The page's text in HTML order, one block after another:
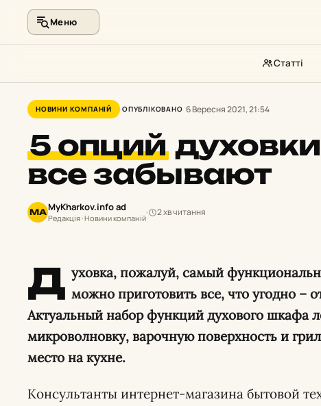
контенту
Меню
Статті
НОВИНИ КОМПАНІЙ ОПУБЛІКОВАНО 6 Вересня 2021, 21:54
5 опций
все забывают
MA MyKharkov.info ad
Редакція · Новини компаній
2 хв читання
Д уховка, пожалуй, самый
можно приготовить все, что угодно –
Актуальный набор функций духового шкафа
микроволновку, варочную поверхность и
место на кухне.
Консультанты интернет-магазина бытовой